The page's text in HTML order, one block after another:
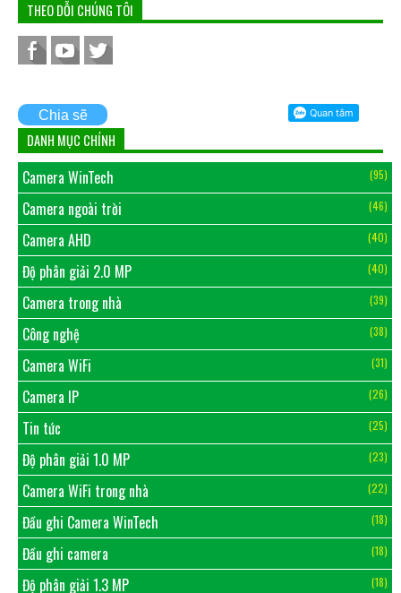
THEO DỖI CHÚNG TÔI
Chia sẽ
DANH MỤC CHÍNH
Camera WinTech (95)
Camera ngoài trời (46)
Camera AHD (40)
Độ phân giải 2.0 MP (40)
Camera trong nhà (39)
Công nghệ (38)
Camera WiFi (31)
Camera IP (26)
Tin tức (25)
Độ phân giải 1.0 MP (23)
Camera WiFi trong nhà (22)
Đầu ghi Camera WinTech (18)
Đầu ghi camera (18)
Độ phân giải 1.3 MP (18)